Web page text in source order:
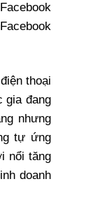
điện thoại
gia đang
nhưng
tự ứng
nổi tăng
doanh